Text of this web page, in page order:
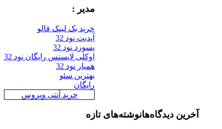
مدیر :
خرید بک لینک فالو
آپدیت نود 32
پسورد نود 32
اوکلی لایسنس رایگان نود 32
همیار نود 32
بهترین سئو
رایگان
خرید آنتی ویروس
نوشته‌های تازهآخرین دیدگاه‌ها